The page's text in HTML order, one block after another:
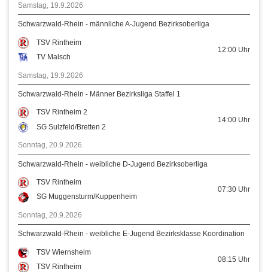
Samstag, 19.9.2026
Schwarzwald-Rhein - männliche A-Jugend Bezirksoberliga
TSV Rintheim
TV Malsch
12:00 Uhr
Samstag, 19.9.2026
Schwarzwald-Rhein - Männer Bezirksliga Staffel 1
TSV Rintheim 2
SG Sulzfeld/Bretten 2
14:00 Uhr
Sonntag, 20.9.2026
Schwarzwald-Rhein - weibliche D-Jugend Bezirksoberliga
TSV Rintheim
SG Muggensturm/Kuppenheim
07:30 Uhr
Sonntag, 20.9.2026
Schwarzwald-Rhein - weibliche E-Jugend Bezirksklasse Koordination
TSV Wiernsheim
TSV Rintheim
08:15 Uhr